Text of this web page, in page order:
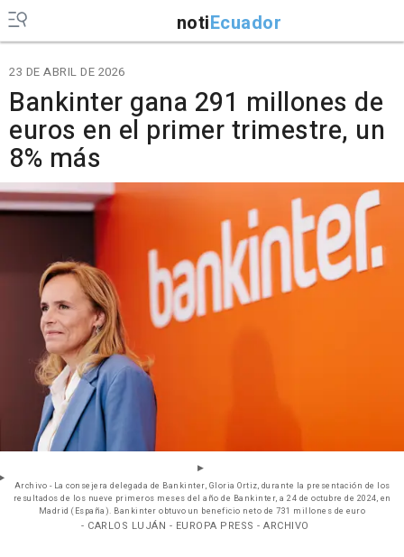
notiEcuador
23 DE ABRIL DE 2026
Bankinter gana 291 millones de
euros en el primer trimestre, un
8% más
Archivo - La consejera delegada de Bankinter, Gloria Ortiz, durante la presentación de los
resultados de los nueve primeros meses del año de Bankinter, a 24 de octubre de 2024, en
Madrid (España). Bankinter obtuvo un beneficio neto de 731 millones de euro
- CARLOS LUJÁN - EUROPA PRESS - ARCHIVO